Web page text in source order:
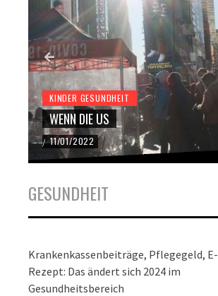
KINDER GESUNDHEIT
WENN DIE US
/ 11/01/2022
GESUNDHEIT
Krankenkassenbeiträge, Pflegegeld, E-
Rezept: Das ändert sich 2024 im
Gesundheitsbereich